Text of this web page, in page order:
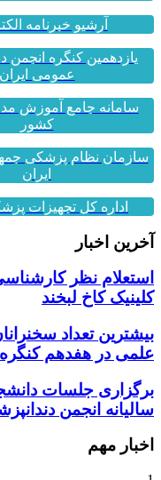
آرشیو خبرنامه
یازدهمین کنگره انجمن
عمومی ایران
سامانه جامع آموزش
کشور
سازمان نظام پزشکی
ایران
اداره کل تجهیزات
آخرین اخبار
استعلام نظر
کلینیک کاخ لبخند
بیشترین تعداد
علمی در هفدهم کنگره
برگزاری جلسات
سالیانه انجمن
اخبار مهم